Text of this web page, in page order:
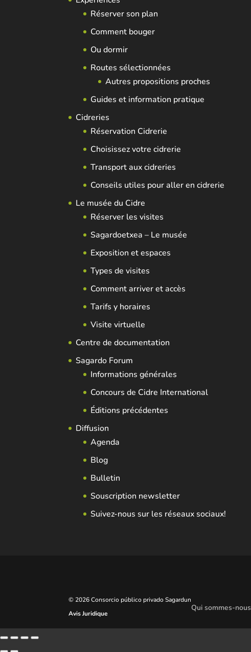
Réserver son plan
Comment bouger
Ou dormir
Routes sélectionnées
Autres propositions proches
Guides et information pratique
Cidreries
Réservation Cidrerie
Choisissez votre cidrerie
Transport aux cidreries
Conseils utiles pour aller en cidrerie
Le musée du Cidre
Réserver les visites
Sagardoetxea – Le musée
Exposition et espaces
Types de visites
Comment arriver et accès
Tarifs y horaires
Visite virtuelle
Centre de documentation
Sagardo Forum
Informations générales
Concours de Cidre International
Éditions précédentes
Diffusion
Agenda
Blog
Bulletin
Souscription newsletter
Suivez-nous sur les réseaux sociaux!
© 2026 Consorcio público privado Sagardun
Avis Juridique
Qui sommes-nous